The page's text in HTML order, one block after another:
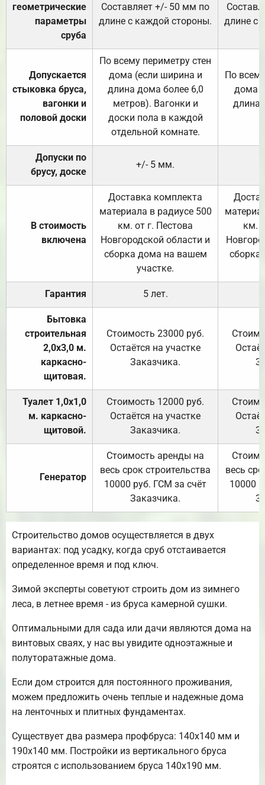
геометрические
параметры
сруба
Составляет +/- 50 мм по
длине с каждой стороны.
длине с
Допускается
стыковка бруса,
вагонки и
половой доски
По всему периметру стен
дома (если ширина и
длина дома более 6,0
метров). Вагонки и
доски пола в каждой
отдельной комнате.
По
дома
длина
Допуски по
брусу, доске
+/- 5 мм.
В стоимость
включена
Доставка комплекта
материала в радиусе 500
км. от г. Пестова
Новгородской области и
сборка дома на вашем
участке.
км.
Гарантия 5 лет.
Бытовка
строительная
2,0х3,0 м.
каркасно-
щитовая.
Стоимость 23000 руб.
Остаётся на участке
Заказчика.
Туалет 1,0х1,0
м. каркасно-
щитовой.
Стоимость 12000 руб.
Остаётся на участке
Заказчика.
Генератор
Стоимость аренды на
весь срок строительства
10000 руб. ГСМ за счёт
Заказчика.
весь
10000
Строительство домов осуществляется в двух
вариантах: под усадку, когда сруб отстаивается
определенное время и под ключ.
Зимой эксперты советуют строить дом из зимнего
леса, в летнее время - из бруса камерной сушки.
Оптимальными для сада или дачи являются дома на
винтовых сваях, у нас вы увидите одноэтажные и
полуторатажные дома.
Если дом строится для постоянного проживания,
можем предложить очень теплые и надежные дома
на ленточных и плитных фундаментах.
Существует два размера профбруса: 140х140 мм и
190х140 мм. Постройки из вертикального бруса
строятся с использованием бруса 140х190 мм.